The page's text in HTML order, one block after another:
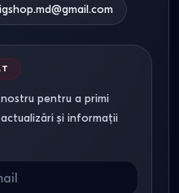
pentru a primi
și informații